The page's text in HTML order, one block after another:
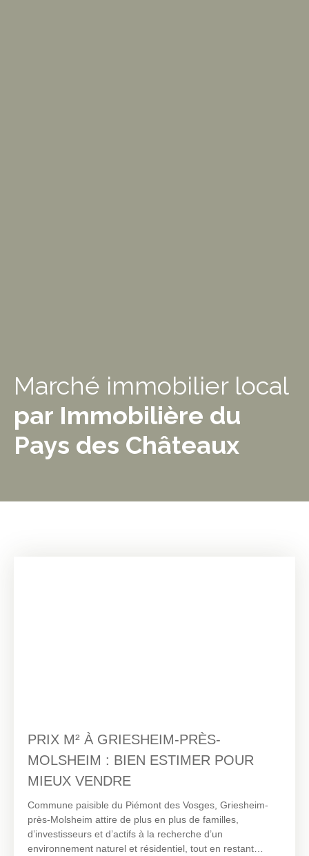
Marché immobilier local
par Immobilière du
Pays des Châteaux
PRIX M² À GRIESHEIM-PRÈS-
MOLSHEIM : BIEN ESTIMER POUR
MIEUX VENDRE
Commune paisible du Piémont des Vosges, Griesheim-
près-Molsheim attire de plus en plus de familles,
d’investisseurs et d’actifs à la recherche d’un
environnement naturel et résidentiel, tout en restant